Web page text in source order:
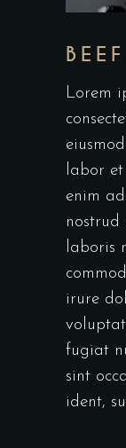
Lorem
labor
enim
nostrud
laboris
irure
fugiat
sint
ident,